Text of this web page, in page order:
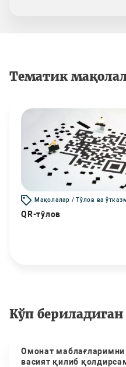
Тематик
Мақолалар / Тўлов ва
QR-тўлов
Кўп бериладиган
Омонат
васият қилиб